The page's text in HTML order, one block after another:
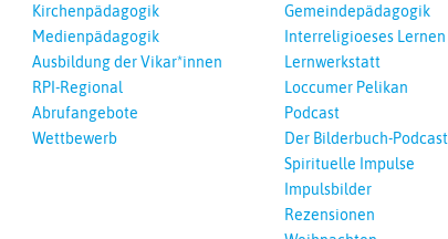
Kirchenpädagogik
Medienpädagogik
Ausbildung der Vikar*innen
RPI-Regional
Abrufangebote
Wettbewerb
Gemeindepädagogik
Interreligioeses Lernen
Lernwerkstatt
Loccumer Pelikan
Podcast
Der Bilderbuch-Podcast
Spirituelle Impulse
Impulsbilder
Rezensionen